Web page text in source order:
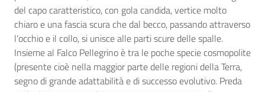
del capo caratteristico, con gola candida, vertice molto
chiaro e una fascia scura che dal becco, passando attraverso
l’occhio e il collo, si unisce alle parti scure delle spalle.
Insieme al Falco Pellegrino è tra le poche specie cosmopolite
(presente cioè nella maggior parte delle regioni della Terra,
segno di grande adattabilità e di successo evolutivo. Preda